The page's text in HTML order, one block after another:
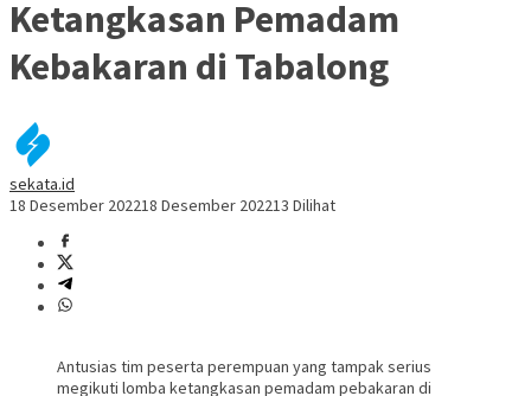
Ketangkasan Pemadam
Kebakaran di Tabalong
sekata.id
18 Desember 202218 Desember 202213 Dilihat
Antusias tim peserta perempuan yang tampak serius
megikuti lomba ketangkasan pemadam pebakaran di